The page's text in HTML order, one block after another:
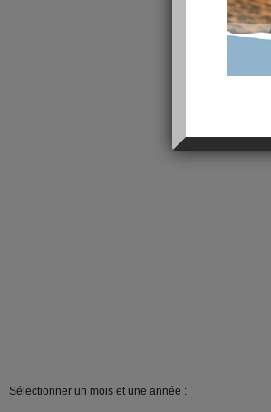
1 - 1 de 1 «
Sélectionner un mois et une année :